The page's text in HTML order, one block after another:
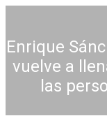
Enrique
vuelve a
las